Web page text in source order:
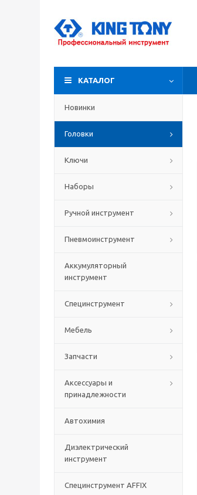
КАТАЛОГ
Новинки
Головки
Ключи
Наборы
Ручной инструмент
Пневмоинструмент
Аккумуляторный
инструмент
Специнструмент
Мебель
Запчасти
Аксессуары и
принадлежности
Автохимия
Диэлектрический
инструмент
Специнструмент AFFIX